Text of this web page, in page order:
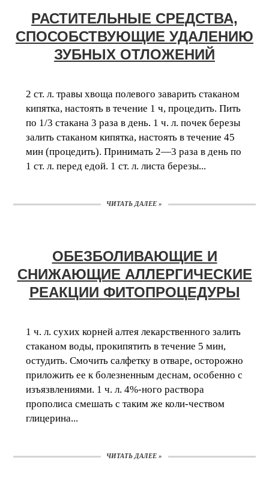
РАСТИТЕЛЬНЫЕ СРЕДСТВА,
СПОСОБСТВУЮЩИЕ УДАЛЕНИЮ
ЗУБНЫХ ОТЛОЖЕНИЙ
2 ст. л. травы хвоща полевого заварить стаканом
кипятка, настоять в течение 1 ч, процедить. Пить
по 1/3 стакана 3 раза в день. 1 ч. л. почек березы
залить стаканом кипятка, настоять в течение 45
мин (процедить). Принимать 2—3 раза в день по
1 ст. л. перед едой. 1 ст. л. листа березы...
ЧИТАТЬ ДАЛЕЕ »
ОБЕЗБОЛИВАЮЩИЕ И
СНИЖАЮЩИЕ АЛЛЕРГИЧЕСКИЕ
РЕАКЦИИ ФИТОПРОЦЕДУРЫ
1 ч. л. сухих корней алтея лекарственного залить
стаканом воды, прокипятить в течение 5 мин,
остудить. Смочить салфетку в отваре, осторожно
приложить ее к болезненным деснам, особенно с
изъязвлениями. 1 ч. л. 4%-ного раствора
прополиса смешать с таким же коли-чеством
глицерина...
ЧИТАТЬ ДАЛЕЕ »